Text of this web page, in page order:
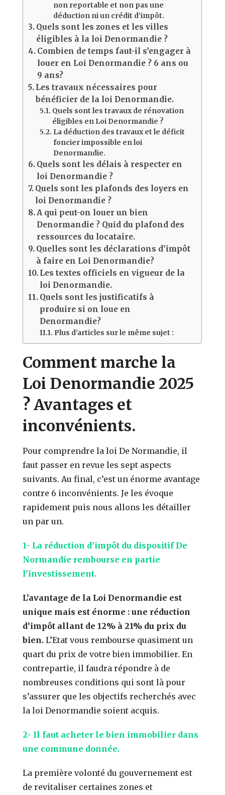
non reportable et non pas une
déduction ni un crédit d’impôt.
Quels sont les zones et les villes
éligibles à la loi Denormandie ?
Combien de temps faut-il s’engager à
louer en Loi Denormandie ? 6 ans ou
9 ans?
Les travaux nécessaires pour
bénéficier de la loi Denormandie.
Quels sont les travaux de rénovation
éligibles en Loi Denormandie ?
La déduction des travaux et le déficit
foncier impossible en loi
Denormandie.
Quels sont les délais à respecter en
loi Denormandie ?
Quels sont les plafonds des loyers en
loi Denormandie ?
A qui peut-on louer un bien
Denormandie ? Quid du plafond des
ressources du locataire.
Quelles sont les déclarations d’impôt
à faire en Loi Denormandie?
Les textes officiels en vigueur de la
loi Denormandie.
Quels sont les justificatifs à
produire si on loue en
Denormandie?
Plus d’articles sur le même sujet :
Comment marche la
Loi Denormandie 2025
? Avantages et
inconvénients.
Pour comprendre la loi De Normandie, il
faut passer en revue les sept aspects
suivants. Au final, c’est un énorme avantage
contre 6 inconvénients. Je les évoque
rapidement puis nous allons les détailler
un par un.
1- La réduction d’impôt du dispositif De
Normandie rembourse en partie
l’investissement.
L’avantage de la Loi Denormandie est
unique mais est énorme : une réduction
d’impôt allant de 12% à 21% du prix du
bien. L’Etat vous rembourse quasiment un
quart du prix de votre bien immobilier. En
contrepartie, il faudra répondre à de
nombreuses conditions qui sont là pour
s’assurer que les objectifs recherchés avec
la loi Denormandie soient acquis.
2- Il faut acheter le bien immobilier dans
une commune donnée.
La première volonté du gouvernement est
de revitaliser certaines zones et